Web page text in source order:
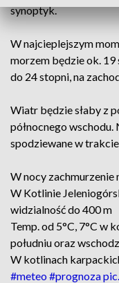
synoptyk.
W najcieplejszym
morzem będzie ok. 19
do 24 stopni, na
Wiatr będzie słaby z
północnego
spodziewane w
W nocy zachmurzenie
W Kotlinie
widzialność do 400 m
Temp. od 5°C, 7°C w
południu oraz
W kotlinach
#meteo #prognoza